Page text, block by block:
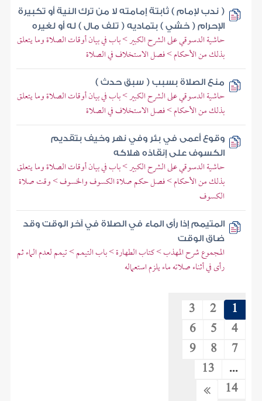
( ندب لإمام ) ثابتة إمامته لا من ترك النية أو تكبيرة
الإحرام ( خشي ) بتماديه ( تلف مال ) له أو لغيره
حاشية الدسوقي على الشرح الكبير > باب في بيان أوقات الصلاة وما يتعلق
بذلك من الأحكام > فصل الاستخلاف في الصلاة
منع الصلاة بسبب ( سبق حدث )
حاشية الدسوقي على الشرح الكبير > باب في بيان أوقات الصلاة وما يتعلق
بذلك من الأحكام > فصل الاستخلاف في الصلاة
وقوع أعمى في بئر وفي نهر وخيف بتقديم
الكسوف على إنقاذه هلاكه
حاشية الدسوقي على الشرح الكبير > باب في بيان أوقات الصلاة وما يتعلق
بذلك من الأحكام > فصل حكم صلاة الكسوف والخسوف > وقت صلاة
الكسوف
المتيمم إذا رأى الماء في الصلاة في آخر الوقت وقد
ضاق الوقت
المجموع شرح المهذب > كتاب الطهارة > باب التيمم > تيمم لعدم الماء ثم
رأى في أثناء صلاته ماء يلزم استعماله
1
2
3
4
5
6
7
8
9
...
13
14